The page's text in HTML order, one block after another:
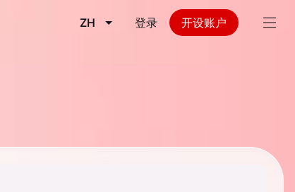
ZH 登录 开设账户